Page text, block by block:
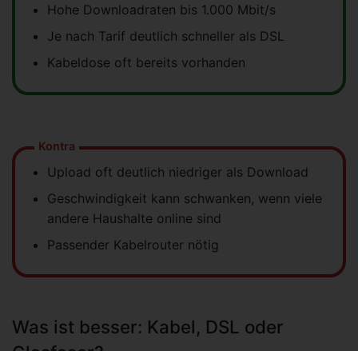
Hohe Downloadraten bis 1.000 Mbit/s
Je nach Tarif deutlich schneller als DSL
Kabeldose oft bereits vorhanden
Kontra
Upload oft deutlich niedriger als Download
Geschwindigkeit kann schwanken, wenn viele
andere Haushalte online sind
Passender Kabelrouter nötig
Was ist besser: Kabel, DSL oder